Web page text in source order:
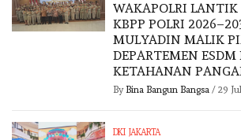
WAKAPOLRI LANTIK
KBPP POLRI
MULYADIN MALIK
DEPARTEMEN ESDM
KETAHANAN
By Bina Bangun Bangsa/ 29
DKI JAKARTA